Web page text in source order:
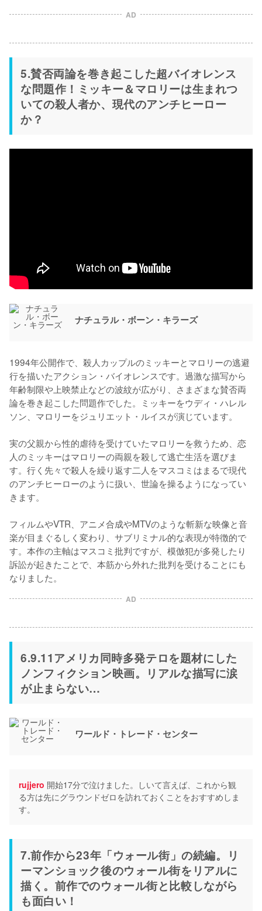
AD
5.賛否両論を巻き起こした超バイオレンス
な問題作！ミッキー＆マロリーは生まれつ
いての殺人者か、現代のアンチヒーロー
か？
ナチュラル・ボーン・キラーズ
1994年公開作で、殺人カップルのミッキーとマロリーの逃避
行を描いたアクション・バイオレンスです。過激な描写から
年齢制限や上映禁止などの波紋が広がり、さまざまな賛否両
論を巻き起こした問題作でした。ミッキーをウディ・ハレル
ソン、マロリーをジュリエット・ルイスが演じています。
実の父親から性的虐待を受けていたマロリーを救うため、恋
人のミッキーはマロリーの両親を殺して逃亡生活を選びま
す。行く先々で殺人を繰り返す二人をマスコミはまるで現代
のアンチヒーローのように扱い、世論を操るようになってい
きます。
フィルムやVTR、アニメ合成やMTVのような斬新な映像と音
楽が目まぐるしく変わり、サブリミナル的な表現が特徴的で
す。本作の主軸はマスコミ批判ですが、模倣犯が多発したり
訴訟が起きたことで、本筋から外れた批判を受けることにも
なりました。
AD
6.9.11アメリカ同時多発テロを題材にした
ノンフィクション映画。リアルな描写に涙
が止まらない…
ワールド・トレード・センター
rujjero 開始17分で泣けました。しいて言えば、これから観
る方は先にグラウンドゼロを訪れておくことをおすすめしま
す。
7.前作から23年「ウォール街」の続編。リ
ーマンショック後のウォール街をリアルに
描く。前作でのウォール街と比較しながら
も面白い！